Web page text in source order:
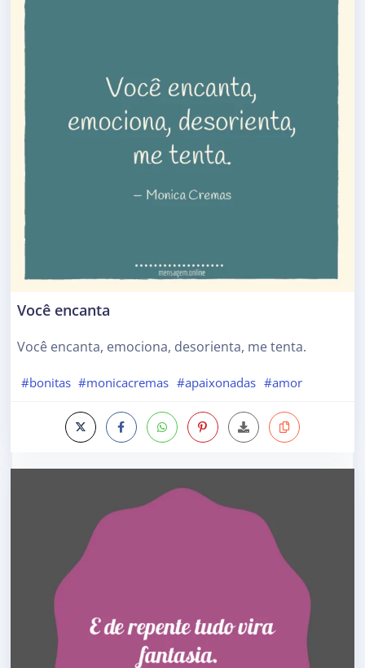
Você encanta
Você encanta, emociona, desorienta, me tenta.
#bonitas #monicacremas #apaixonadas #amor